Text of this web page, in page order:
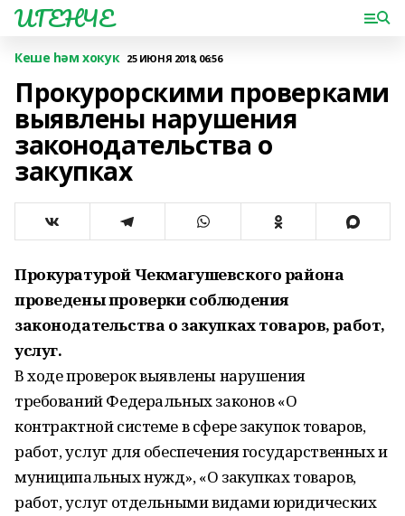
ИГЕНЧЕ
Кеше һәм хокук 25 ИЮНЯ 2018, 06:56
Прокурорскими проверками
выявлены нарушения
законодательства о
закупках
Прокуратурой Чекмагушевского района
проведены проверки соблюдения
законодательства о закупках товаров, работ,
услуг.
В ходе проверок выявлены нарушения
требований Федеральных законов «О
контрактной системе в сфере закупок товаров,
работ, услуг для обеспечения государственных и
муниципальных нужд», «О закупках товаров,
работ, услуг отдельными видами юридических